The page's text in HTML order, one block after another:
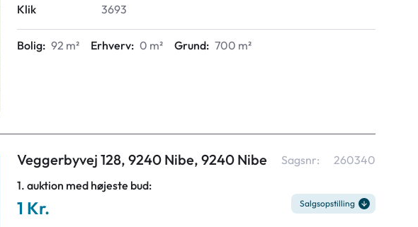
Klik
3693
Bolig: 92 m² Erhverv: 0 m² Grund: 700 m²
Veggerbyvej 128, 9240 Nibe, 9240 Nibe Sagsnr:
260340
1. auktion med højeste bud:
1 Kr. Salgsopstilling